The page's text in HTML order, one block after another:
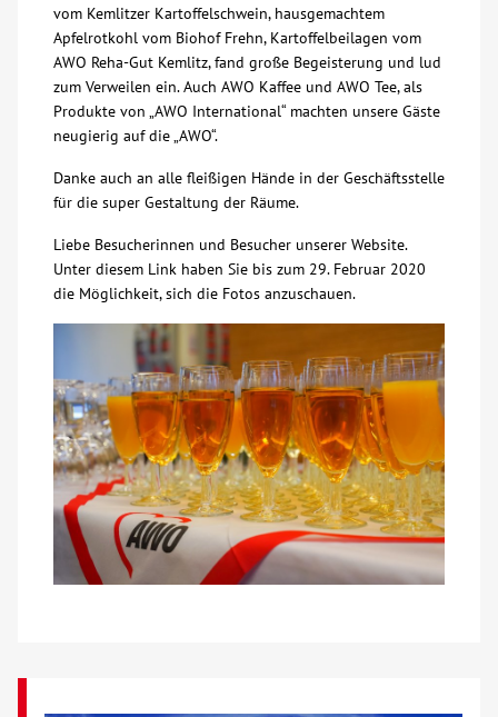
vom Kemlitzer Kartoffelschwein, hausgemachtem
Apfelrotkohl vom Biohof Frehn, Kartoffelbeilagen vom
AWO Reha-Gut Kemlitz, fand große Begeisterung und lud
zum Verweilen ein. Auch AWO Kaffee und AWO Tee, als
Produkte von „AWO International“ machten unsere Gäste
neugierig auf die „AWO“.
Danke auch an alle fleißigen Hände in der Geschäftsstelle
für die super Gestaltung der Räume.
Liebe Besucherinnen und Besucher unserer Website.
Unter diesem Link haben Sie bis zum 29. Februar 2020
die Möglichkeit, sich die Fotos anzuschauen.